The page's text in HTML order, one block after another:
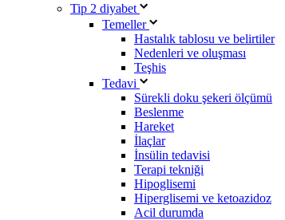
Tip 2 diyabet
Temeller
Hastalık tablosu ve belirtiler
Nedenleri ve oluşması
Teşhis
Tedavi
Sürekli doku şekeri ölçümü
Beslenme
Hareket
İlaçlar
İnsülin tedavisi
Terapi tekniği
Hipoglisemi
Hiperglisemi ve ketoazidoz
Acil durumda